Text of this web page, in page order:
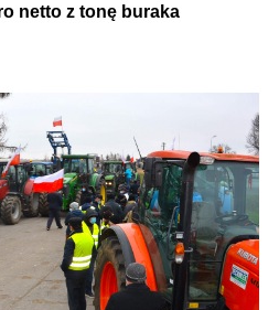
netto z tonę buraka